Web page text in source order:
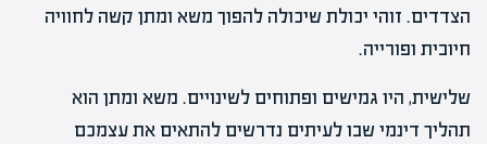
הצדדים. זוהי יכולת שיכולה להפוך משא ומתן קשה לחוויה
חיובית ופורייה.
שלישית, היו גמישים ופתוחים לשינויים. משא ומתן הוא
תהליך דינמי שבו לעיתים נדרשים להתאים את עצמכם